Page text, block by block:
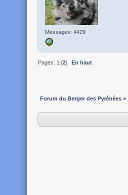
Messages: 4429
Pages: 1 [2] En haut
Forum du Berger des Pyrénées»